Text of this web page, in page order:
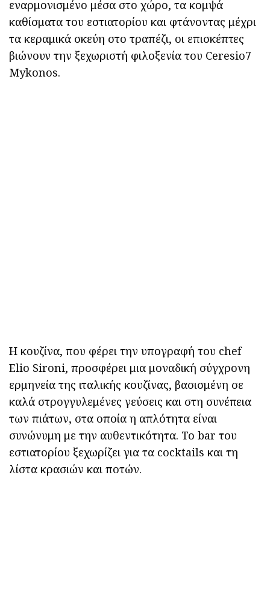
εναρμονισμένο μέσα στο χώρο, τα κομψά
καθίσματα του εστιατορίου και φτάνοντας μέχρι
τα κεραμικά σκεύη στο τραπέζι, οι επισκέπτες
βιώνουν την ξεχωριστή φιλοξενία του Ceresio7
Mykonos.
Η κουζίνα, που φέρει την υπογραφή του chef
Elio Sironi, προσφέρει μια μοναδική σύγχρονη
ερμηνεία της ιταλικής κουζίνας, βασισμένη σε
καλά στρογγυλεμένες γεύσεις και στη συνέπεια
των πιάτων, στα οποία η απλότητα είναι
συνώνυμη με την αυθεντικότητα. Το bar του
εστιατορίου ξεχωρίζει για τα cocktails και τη
λίστα κρασιών και ποτών.